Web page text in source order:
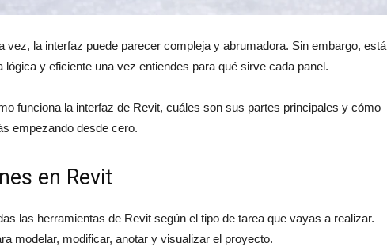
vez, la interfaz puede parecer compleja y abrumadora. Sin embargo, está
lógica y eficiente una vez entiendes para qué sirve cada panel.
funciona la interfaz de Revit, cuáles son sus partes principales y cómo
empezando desde cero.
en Revit
las herramientas de Revit según el tipo de tarea que vayas a realizar.
modelar, modificar, anotar y visualizar el proyecto.